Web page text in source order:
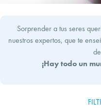
Sorprender a tus seres
nuestros expertos, que te
¡Hay todo un